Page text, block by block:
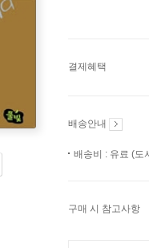
결제혜택
배송안내
배송비 : 유료 (도
구매 시 참고사항